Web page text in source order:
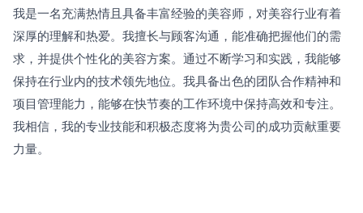
我是一名充满热情且具备丰富经验的美容师，对美容行业有着
深厚的理解和热爱。我擅长与顾客沟通，能准确把握他们的需
求，并提供个性化的美容方案。通过不断学习和实践，我能够
保持在行业内的技术领先地位。我具备出色的团队合作精神和
项目管理能力，能够在快节奏的工作环境中保持高效和专注。
我相信，我的专业技能和积极态度将为贵公司的成功贡献重要
力量。